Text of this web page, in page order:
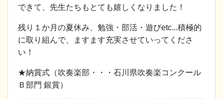
できて、先生たちもとても嬉しくなりました！
残り１か月の夏休み、勉強・部活・遊びetc...積極的
に取り組んで、ますます充実させていってくださ
い！
★納賞式（吹奏楽部・・・石川県吹奏楽コンクール
Ｂ部門 銀賞）